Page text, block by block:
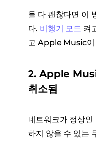
둘 다 괜찮다면 이
다. 비행기 모드 켜
고 Apple Music이
2. Apple
취소됨
네트워크가 정상
하지 않을 수 있는